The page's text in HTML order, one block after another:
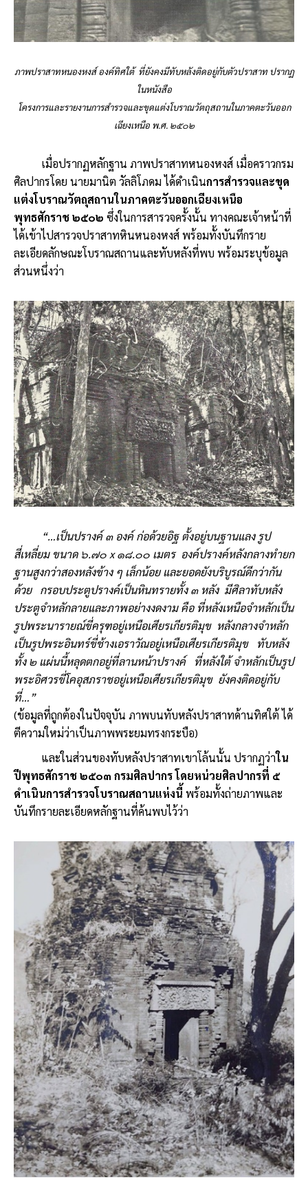
ภาพปราสาทหนองหงส์ องค์ทิศใต้ ที่ยังคงมีทับหลังติดอยู่กับตัวปราสาท ปรากฏ
ในหนังสือ
โครงการและรายงานการสำรวจและขุดแต่งโบราณวัตถุสถานในภาคตะวันออก
เฉียงเหนือ พ.ศ. ๒๕๐๒
เมื่อปรากฏหลักฐาน ภาพปราสาทหนองหงส์ เมื่อคราวกรม
ศิลปากรโดย นายมานิต วัลลิโภดม ได้ดำเนินการสำรวจและขุด
แต่งโบราณวัตถุสถานในภาคตะวันออกเฉียงเหนือ
พุทธศักราช ๒๕๐๒ ซึ่งในการสารวจครั้งนั้น ทางคณะเจ้าหน้าที่
ได้เข้าไปสารวจปราสาทหินหนองหงส์ พร้อมทั้งบันทึกราย
ละเอียดลักษณะโบราณสถานและทับหลังที่พบ พร้อมระบุข้อมูล
ส่วนหนึ่งว่า
“…เป็นปรางค์ ๓ องค์ ก่อด้วยอิฐ ตั้งอยู่บนฐานแลง รูป
สี่เหลี่ยม ขนาด ๖.๗๐x๑๘.๐๐ เมตร องค์ปรางค์หลังกลางทำยก
ฐานสูงกว่าสองหลังข้าง ๆ เล็กน้อย และยอดยังบริบูรณ์ดีกว่ากัน
ด้วย กรอบประตูปรางค์เป็นหินทรายทั้ง ๓ หลัง มีศิลาทับหลัง
ประตูจำหลักลายและภาพอย่างงดงาม คือ ที่หลังเหนือจำหลักเป็น
รูปพระนารายณ์ขี่ครุฑอยู่เหนือเศียรเกียรติมุข หลังกลางจำหลัก
เป็นรูปพระอินทร์ขี่ช้างเอราวัณอยู่เหนือเศียรเกียรติมุข ทับหลัง
ทั้ง ๒ แผ่นนี้หลุดตกอยู่ที่ลานหน้าปรางค์ ที่หลังใต้ จำหลักเป็นรูป
พระอิศวรขี่โคอุสภราชอยู่เหนือเศียรเกียรติมุข ยังคงติดอยู่กับ
ที่…”
(ข้อมูลที่ถูกต้องในปัจจุบัน ภาพบนทับหลังปราสาทด้านทิศใต้ ได้
ตีความใหม่ว่าเป็นภาพพระยมทรงกระบือ)
และในส่วนของทับหลังปราสาทเขาโล้นนั้น ปรากฏว่าใน
ปีพุทธศักราช ๒๕๐๓ กรมศิลปากร โดยหน่วยศิลปากรที่ ๕
ดำเนินการสำรวจโบราณสถานแห่งนี้ พร้อมทั้งถ่ายภาพและ
บันทึกรายละเอียดหลักฐานที่ค้นพบไว้ว่า